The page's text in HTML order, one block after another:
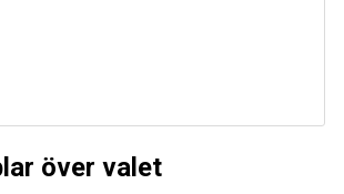
över valet